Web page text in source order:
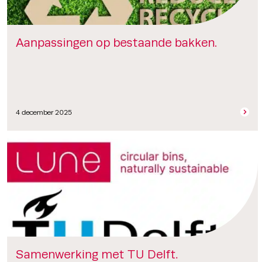
Aanpassingen op bestaande bakken.
4 december 2025
Samenwerking met TU Delft.